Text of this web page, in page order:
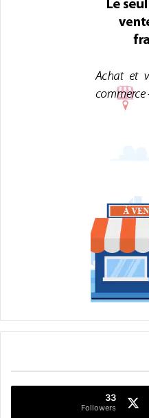
33
Followers